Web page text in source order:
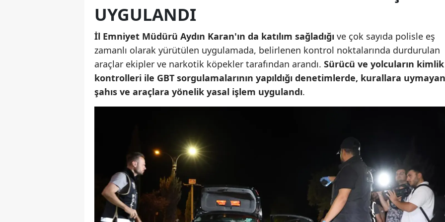
Karabük
Kilis
Osmaniye
UYGULANDI
İl Emniyet Müdürü Aydın Karan'ın da katılım sağladığı ve çok sayıda polisle eş
zamanlı olarak yürütülen uygulamada, belirlenen kontrol noktalarında durdurulan
araçlar ekipler ve narkotik köpekler tarafından arandı. Sürücü ve yolcuların kimlik
kontrolleri ile GBT sorgulamalarının yapıldığı denetimlerde, kurallara uymayan
şahıs ve araçlara yönelik yasal işlem uygulandı.